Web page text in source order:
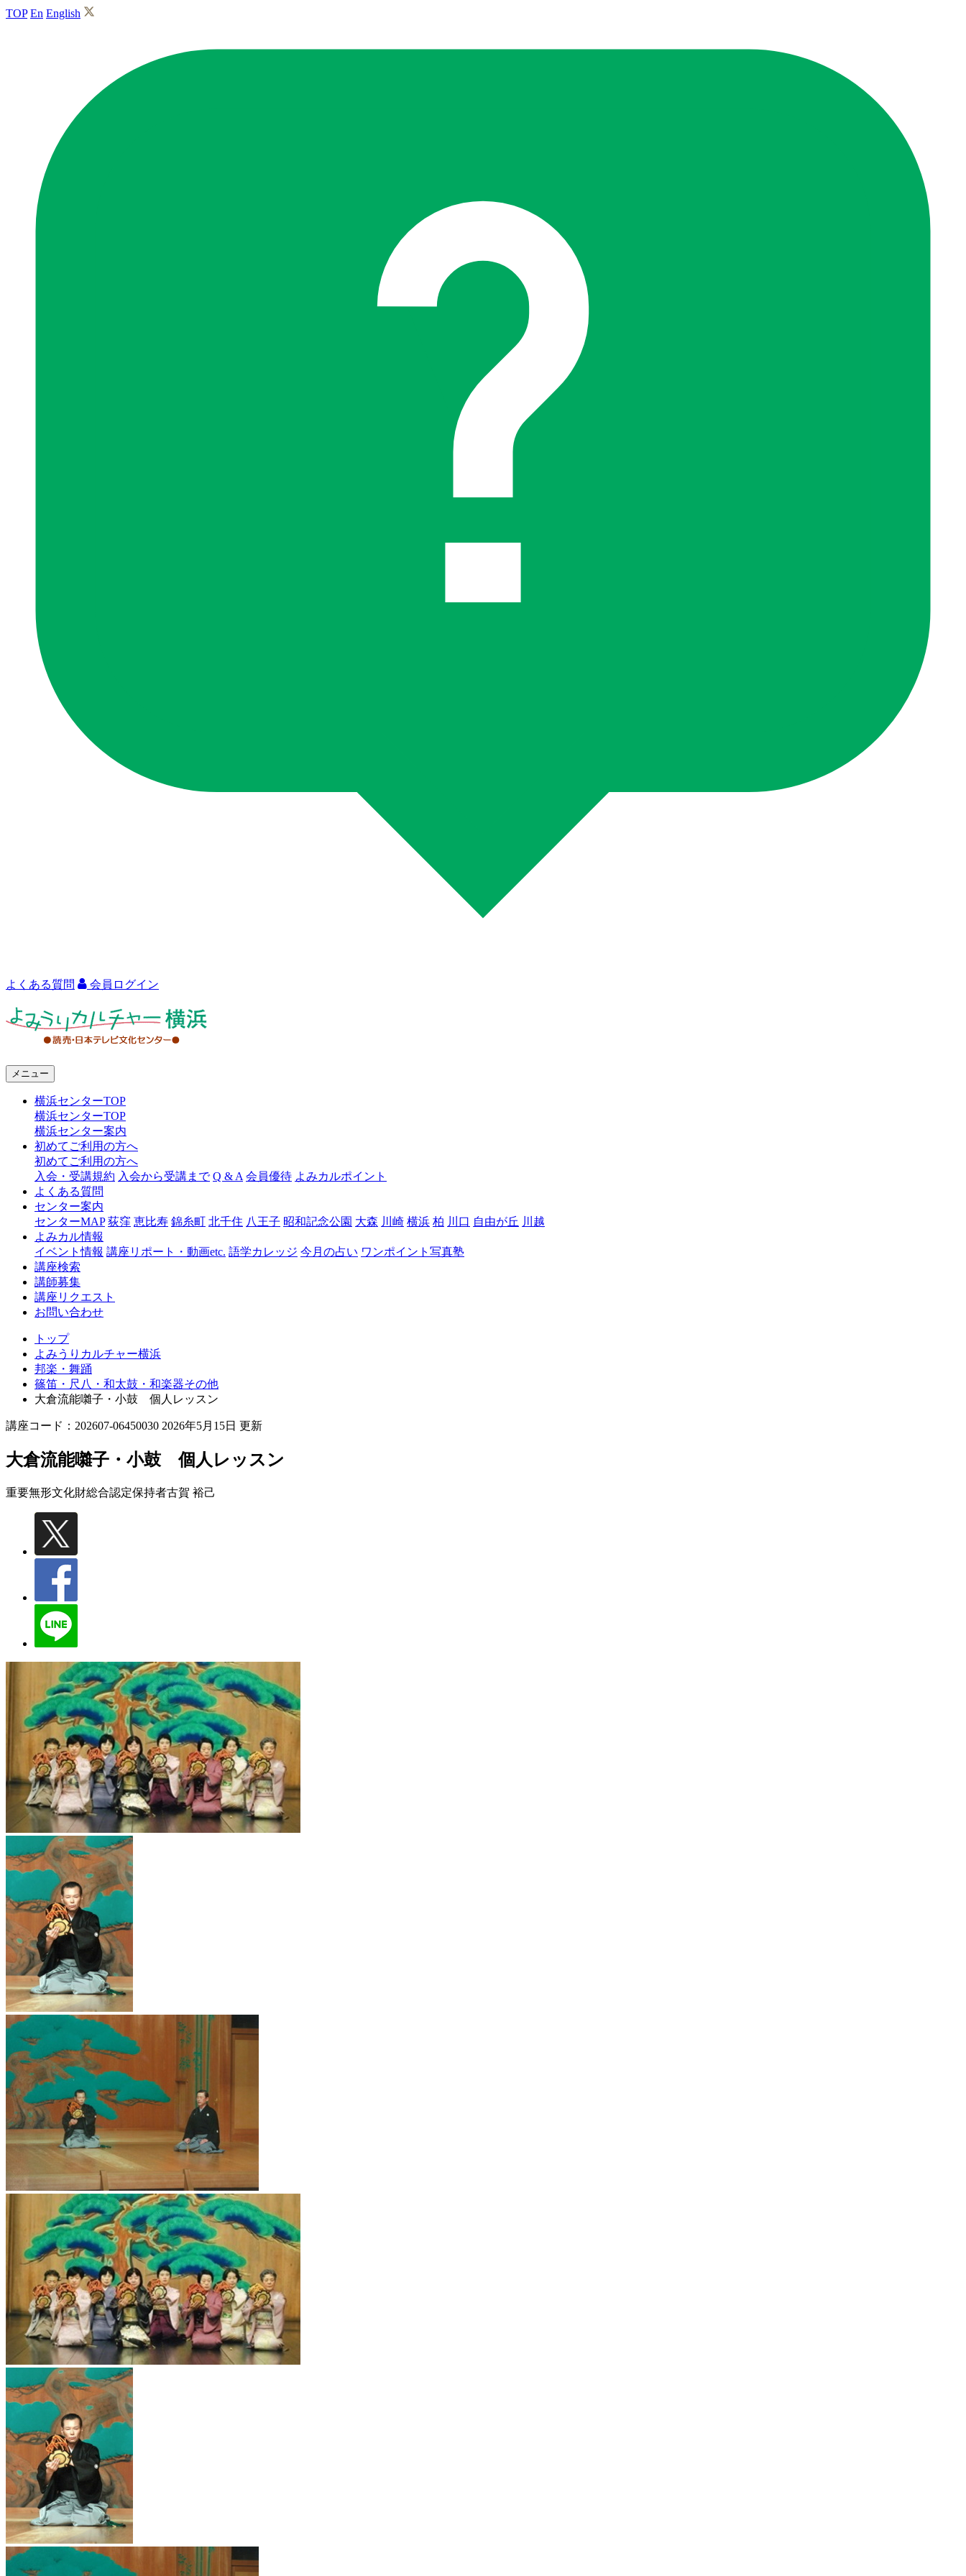
TOP En English
よくある質問 会員ログイン
ャ
横
浜
メニュー
横浜センターTOP
横浜センターTOP
横浜センター案内
初めてご利用の方へ
初めてご利用の方へ
入会・受講規約 入会から受講まで Q & A 会員優待 よみカルポイント
よくある質問
センター案内
センターMAP 荻窪 恵比寿 錦糸町 北千住 八王子 昭和記念公園 大森 川崎 横浜 柏 川口 自由が丘 川越
よみカル情報
イベント情報 講座リポート・動画etc. 語学カレッジ 今月の占い ワンポイント写真塾
講座検索
講師募集
講座リクエスト
お問い合わせ
トップ
よみうりカルチャー横浜
邦楽・舞踊
篠笛・尺八・和太鼓・和楽器その他
大倉流能囃子・小鼓 個人レッスン
講座コード：202607-06450030 2026年5月15日 更新
大倉流能囃子・小鼓 個人レッスン
重要無形文化財総合認定保持者古賀 裕己